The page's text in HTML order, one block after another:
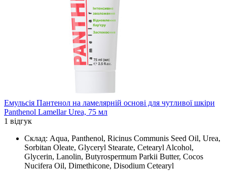
Емульсія Пантенол на ламелярній основі для чутливої шкіри
Panthenol Lamellar Urea, 75 мл
1 відгук
Склад: Aqua, Panthenol, Ricinus Communis Seed Oil, Urea,
Sorbitan Oleate, Glyceryl Stearate, Cetearyl Alcohol,
Glycerin, Lanolin, Butyrospermum Parkii Butter, Cocos
Nucifera Oil, Dimethicone, Disodium Cetearyl